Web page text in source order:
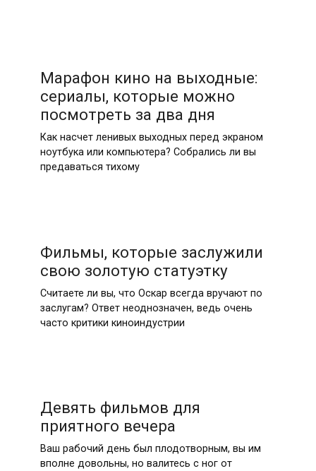
Марафон кино на выходные:
сериалы, которые можно
посмотреть за два дня
Как насчет ленивых выходных перед экраном
ноутбука или компьютера? Собрались ли вы
предаваться тихому
Фильмы, которые заслужили
свою золотую статуэтку
Считаете ли вы, что Оскар всегда вручают по
заслугам? Ответ неоднозначен, ведь очень
часто критики киноиндустрии
Девять фильмов для
приятного вечера
Ваш рабочий день был плодотворным, вы им
вполне довольны, но валитесь с ног от